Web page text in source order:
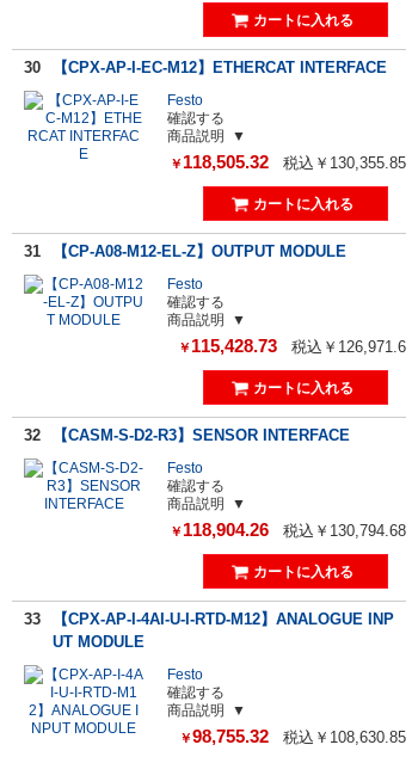
30 【CPX-AP-I-EC-M12】ETHERCAT INTERFACE
Festo
確認する
商品説明
￥ 118,505.32 税込￥130,355.85
31 【CP-A08-M12-EL-Z】OUTPUT MODULE
Festo
確認する
商品説明
￥ 115,428.73 税込￥126,971.6
32 【CASM-S-D2-R3】SENSOR INTERFACE
Festo
確認する
商品説明
￥ 118,904.26 税込￥130,794.68
33
【CPX-AP-I-4AI-U-I-RTD-M12】ANALOGUE INP
UT MODULE
Festo
確認する
商品説明
￥98,755.32 税込￥108,630.85